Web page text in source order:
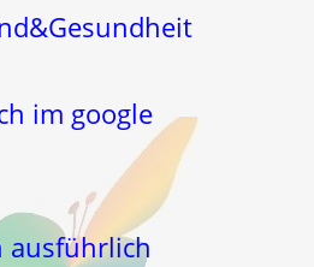
im google
ausführlich